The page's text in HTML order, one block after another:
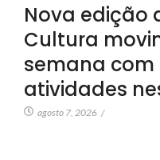
Nova edição
Cultura
semana com
atividades
agosto 7, 2026 /